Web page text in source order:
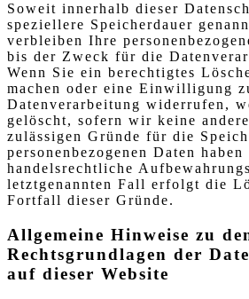
Soweit innerhalb dieser
speziellere Speicherdauer
verbleiben Ihre
bis der Zweck für die
Wenn Sie ein berechtigtes
machen oder eine Einwilligung
Datenverarbeitung widerrufen,
gelöscht, sofern wir keine
zulässigen Gründe für die
personenbezogenen Daten
handelsrechtliche
letztgenannten Fall erfolgt die
Fortfall dieser Gründe.
Allgemeine Hinweise zu
Rechtsgrundlagen der
auf dieser Website